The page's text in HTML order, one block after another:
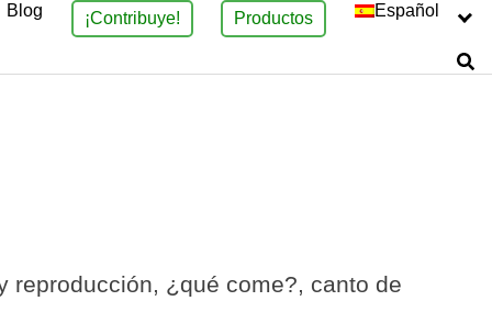
Blog ¡Contribuye! Productos Español
reproducción, ¿qué come?, canto de